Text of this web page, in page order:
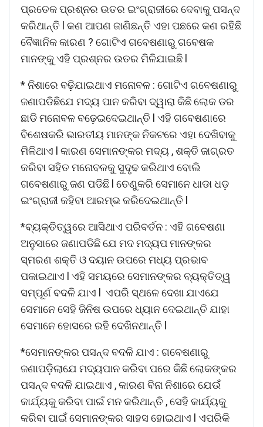
ପ୍ରତେକ ପ୍ରଶ୍ନର ଉତର ଇଂଗ୍ରାଜୀରେ ଦେବାକୁ ପସନ୍ଦ
କରିଥାନ୍ତି l କଣ ଆପଣ ଜାଣିଛନ୍ତି ଏହା ପଛରେ କଣ ରହିଛି
ବୈଜ୍ଞାନିକ କାରଣ ? ଗୋଟିଏ ଗବେଷଣାରୁ ଗବେଷକ
ମାନଙ୍କୁ ଏହି ପ୍ରଶ୍ନର ଉତର ମିଳିଯାଇଛି l
* ନିଶାରେ ବଢ଼ିଯାଇଥାଏ ମନୋବଳ : ଗୋଟିଏ ଗବେଷଣାରୁ
ଜଣାପଡିଛିଯେ ମଦ୍ୟ ପାନ କରିବା ଦ୍ୱାରା କିଛି ଲୋକ ଡର
ଛାଡି ମନୋବଳ ବଢ଼େଇଦେଇଥାନ୍ତି l ଏହି ଗବେଷଣାରେ
ବିଶେଷକରି ଭାରତୀୟ ମାନଙ୍କ ନିକଟରେ ଏହା ଦେଖିବାକୁ
ମିଳିଥାଏ l କାରଣ ସେମାନଙ୍କର ମଦ୍ୟ , ଶକ୍ତି ଜାଗ୍ରତ
କରିବା ସହିତ ମନୋବଳକୁ ସୁଦୃଢ କରିଥାଏ ବୋଲି
ଗବେଷଣାରୁ ଜଣ ପଡିଛି l ତେଣୁକରି ସେମାନେ ଧାଡା ଧଡ଼
ଇଂଗ୍ରାଜୀ କହିବା ଆରମ୍ଭ କରିଦେଇଥାନ୍ତି l
*ବ୍ୟକ୍ତିତ୍ୱରେ ଆସିଥାଏ ପରିବର୍ତନ : ଏହି ଗବେଷଣା
ଅନୁସାରେ ଜଣାପଡିଛି ଯେ ମଦ ମଦ୍ୟପ ମାନଙ୍କର
ସ୍ମରଣ ଶକ୍ତି ଓ ଦୟାନ ଉପରେ ମଧ୍ୟ ପ୍ରଭାବ
ପକାଇଥାଏ l ଏହି ସମୟରେ ସେମାନଙ୍କର ବ୍ୟକ୍ତିତ୍ୱ
ସମ୍ପୂର୍ଣ ବଦଳି ଯାଏ l ଏପରି ସ୍ଥଳେ ଦେଖା ଯାଏଯେ
ସେମାନେ ସେହି ଜିନିଷ ଉପରେ ଧ୍ୟାନ ଦେଇଥାନ୍ତି ଯାହା
ସେମାନେ ହୋସରେ ରହି ଦେଖିନଥାନ୍ତି l
*ସେମାନଙ୍କର ପସନ୍ଦ ବଦଳି ଯାଏ : ଗବେଷଣାରୁ
ଜଣାପଡ଼ିଲାଯେ ମଦ୍ୟପାନ କରିବା ପରେ କିଛି ଲୋକଙ୍କର
ପସନ୍ଦ ବଦଳି ଯାଇଥାଏ , କାରଣ ବିନା ନିଶାରେ ଯେଉଁ
କାର୍ଯ୍ୟକୁ କରିବା ପାଇଁ ମନ କରିଥାନ୍ତି , ସେହି କାର୍ଯ୍ୟକୁ
କରିବା ପାଇଁ ସେମାନଙ୍କର ସାହସ ହୋଇଥାଏ l ଏପରିକି